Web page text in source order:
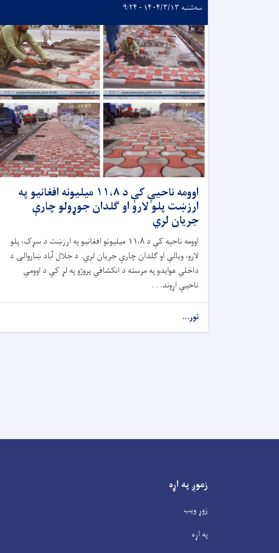
سه‌شنبه ۱۴۰۴/۳/۱۳ - ۹:۲۴
اوومه ناحیې کې د ١١،٨ ميليونه افغانيو په
ارزښت پلو لارو او ګلدان جوړولو چارې
جریان لري
اوومه ناحیه کې د ۱۱،۸ میلیونو افغانیو په ارزښت د سړک، پلو
لارو، ویالې او ګلدان چارې جریان لري. د جلال آباد ښاروالۍ د
داخلي عوایدو په مرسته د انکشافي پروژو په لړ کې د اوومې
ناحیې اړوند. . .
نور...
زموږ په اړه
زوړ ویب
په اړه